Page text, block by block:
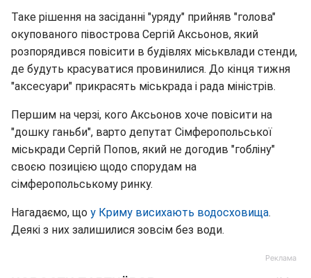
Таке рішення на засіданні "уряду" прийняв "голова"
окупованого півострова Сергій Аксьонов, який
розпорядився повісити в будівлях міськвлади стенди,
де будуть красуватися провинилися. До кінця тижня
"аксесуари" прикрасять міськрада і рада міністрів.
Першим на черзі, кого Аксьонов хоче повісити на
"дошку ганьби", варто депутат Сімферопольської
міськради Сергій Попов, який не догодив "гобліну"
своєю позицією щодо спорудам на
сімферопольському ринку.
Нагадаємо, що у Криму висихають водосховища.
Деякі з них залишилися зовсім без води.